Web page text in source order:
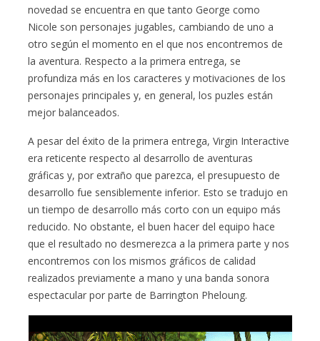
novedad se encuentra en que tanto George como
Nicole son personajes jugables, cambiando de uno a
otro según el momento en el que nos encontremos de
la aventura. Respecto a la primera entrega, se
profundiza más en los caracteres y motivaciones de los
personajes principales y, en general, los puzles están
mejor balanceados.
A pesar del éxito de la primera entrega, Virgin Interactive
era reticente respecto al desarrollo de aventuras
gráficas y, por extraño que parezca, el presupuesto de
desarrollo fue sensiblemente inferior. Esto se tradujo en
un tiempo de desarrollo más corto con un equipo más
reducido. No obstante, el buen hacer del equipo hace
que el resultado no desmerezca a la primera parte y nos
encontremos con los mismos gráficos de calidad
realizados previamente a mano y una banda sonora
espectacular por parte de Barrington Pheloung.